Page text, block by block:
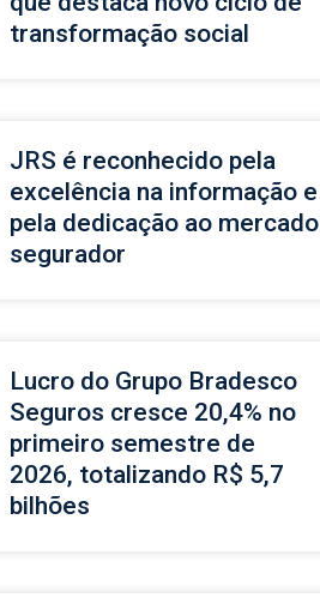
transformação social
JRS é reconhecido pela
excelência na informação e
pela dedicação ao mercado
segurador
Lucro do Grupo Bradesco
Seguros cresce 20,4% no
primeiro semestre de
2026, totalizando R$ 5,7
bilhões